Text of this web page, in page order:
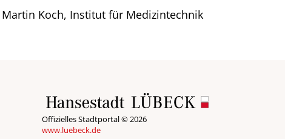
Koch, Institut für Medizintechnik
Offizielles Stadtportal © 2026
www.luebeck.de